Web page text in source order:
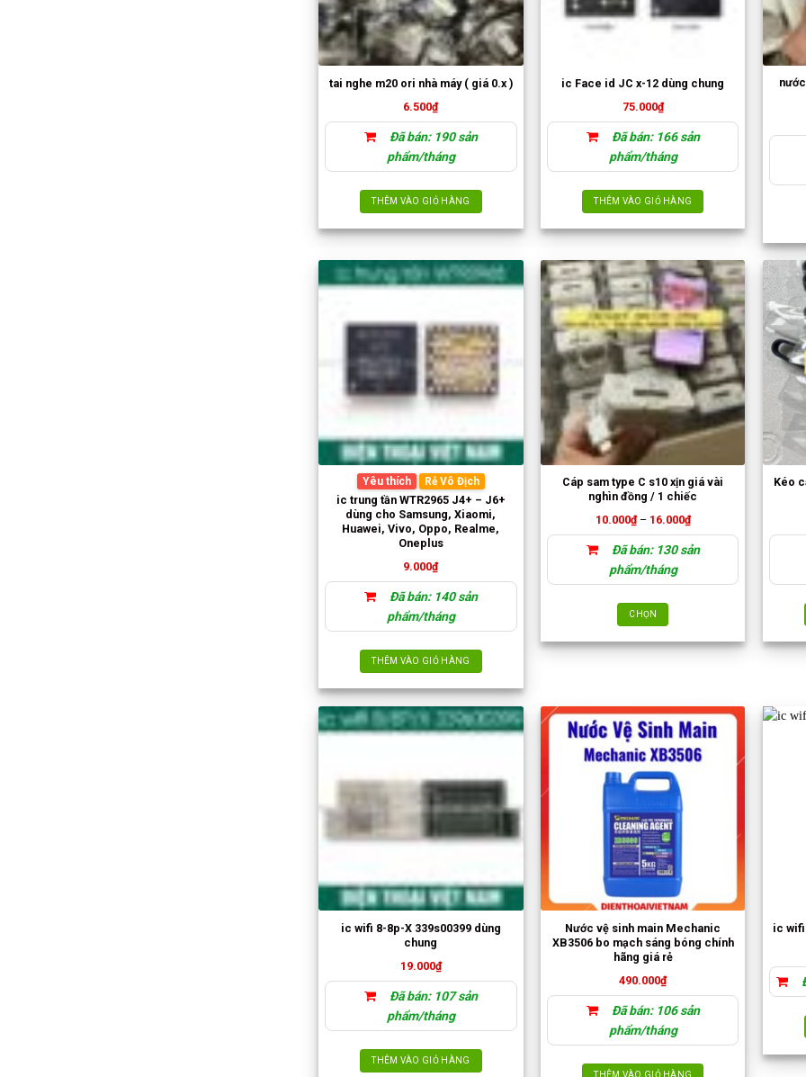
tai nghe m20 ori nhà máy ( giá 0.x )
6.500₫
Đã bán: 190 sản
phẩm/tháng
THÊM VÀO GIỎ HÀNG
ic Face id JC x-12 dùng chung
75.000₫
Đã bán: 166 sản
phẩm/tháng
THÊM VÀO GIỎ HÀNG
Yêu thích Rẻ Vô Địch
ic trung tần WTR2965 J4+ – J6+
dùng cho Samsung, Xiaomi,
Huawei, Vivo, Oppo, Realme,
Oneplus
9.000₫
Đã bán: 140 sản
phẩm/tháng
THÊM VÀO GIỎ HÀNG
Cáp sam type C s10 xịn giá vài
nghìn đồng / 1 chiếc
10.000₫ – 16.000₫Khoảng
giá:
10.000₫
Đã bán: 130 sản
phẩm/tháng
CHỌN
phẩm
nhiều
biến
thể.
Các
tùy
chọn
có
thể
được
chọn
trang
sản
phẩm
Kéo
ic wifi 8-8p-X 339s00399 dùng
chung
19.000₫
Đã bán: 107 sản
phẩm/tháng
THÊM VÀO GIỎ HÀNG
Nước vệ sinh main Mechanic
XB3506 bo mạch sáng bóng chính
hãng giá rẻ
490.000₫
Đã bán: 106 sản
phẩm/tháng
THÊM VÀO GIỎ HÀNG
ic wifi